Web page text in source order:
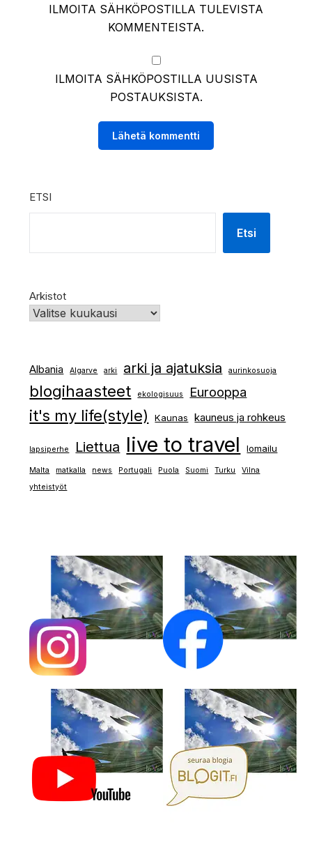
ILMOITA SÄHKÖPOSTILLA TULEVISTA
KOMMENTEISTA.
ILMOITA SÄHKÖPOSTILLA UUSISTA
POSTAUKSISTA.
ETSI
Etsi
Arkistot
Albania Algarve arki arki ja ajatuksia aurinkosuoja
blogihaasteet ekologisuus Eurooppa
it's my life(style) Kaunas kauneus ja rohkeus
lapsiperhe Liettua live to travel lomailu
Malta matkalla news Portugali Puola Suomi Turku
Vilna
yhteistyöt